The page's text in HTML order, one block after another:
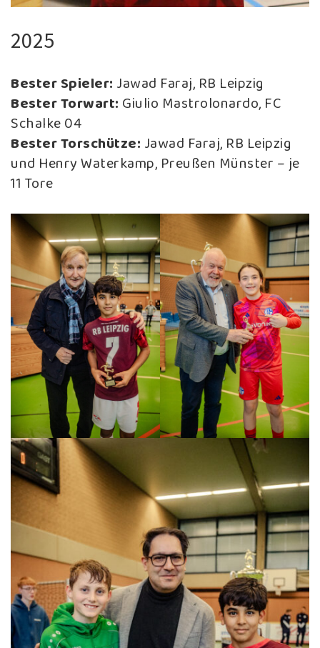
2025
Bester Spieler: Jawad Faraj, RB Leipzig
Bester Torwart: Giulio Mastrolonardo, FC
Schalke 04
Bester Torschütze: Jawad Faraj, RB Leipzig
und Henry Waterkamp, Preußen Münster – je
11 Tore